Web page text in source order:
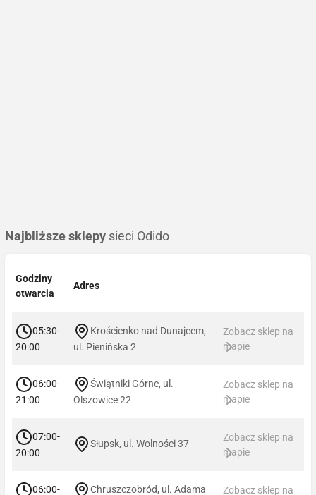
Najbliższe sklepy sieci Odido
Godziny
otwarcia
Adres
05:30-
20:00
Krościenko nad Dunajcem,
ul. Pienińska 2
Zobacz sklep na
mapie
06:00-
21:00
Świątniki Górne, ul.
Olszowice 22
Zobacz sklep na
mapie
07:00-
20:00
Słupsk, ul. Wolności 37
Zobacz sklep na
mapie
06:00- Chruszczobród, ul. Adama Zobacz sklep na